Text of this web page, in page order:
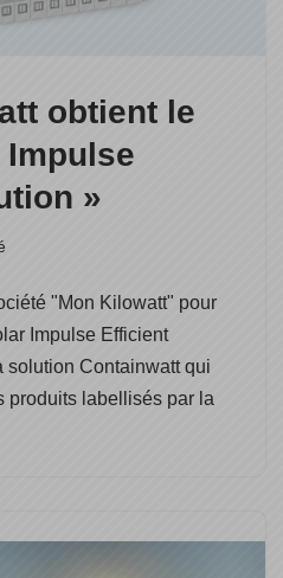
obtient le
Impulse
»
"Mon Kilowatt" pour
Impulse Efficient
solution Containwatt qui
produits labellisés par la